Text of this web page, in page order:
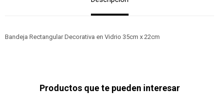
Bandeja Rectangular Decorativa en Vidrio 35cm x 22cm
Productos que te pueden interesar